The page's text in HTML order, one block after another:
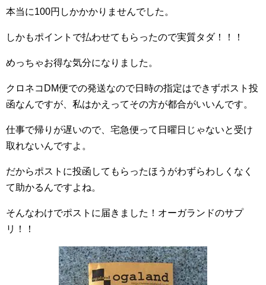
本当に100円しかかかりませんでした。
しかもポイントで払わせてもらったので実質タダ！！！
めっちゃお得な気分になりました。
クロネコDM便での発送なので日時の指定はできずポスト投
函なんですが、私はかえってその方が都合がいいんです。
仕事で帰りが遅いので、宅急便って日曜日じゃないと受け
取れないんですよ。
だからポストに投函してもらったほうがわずらわしくなく
て助かるんですよね。
そんなわけでポストに届きました！オーガランドのサプ
リ！！